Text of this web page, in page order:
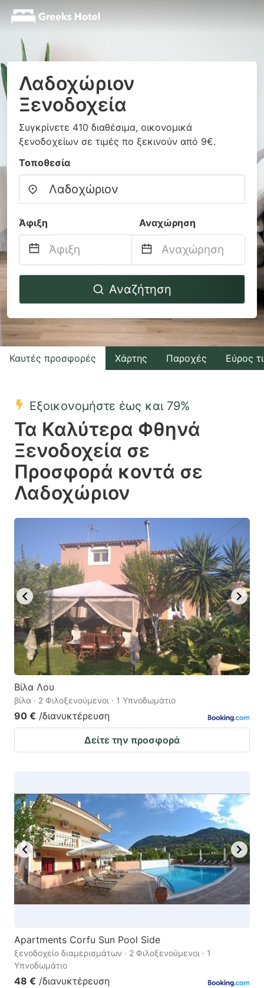
Λαδοχώριον
Ξενοδοχεία
Συγκρίνετε 410 διαθέσιμα, οικονομικά
ξενοδοχείων σε τιμές πο ξεκινούν από 9€.
Τοποθεσία
Άφιξη Αναχώρηση
Navigate
to
interact
with
the
select
a
date.
Press
question
mark
to
get
the
keyboard
shortcuts
for
changing
dates.
Navigate
backward
to
interact
with
the
select
a
Press
mark
key
to
get
the
keyboard
shortcuts
for
changing
dates.
Αναζήτηση
Καυτές προσφορές Χάρτης Παροχές Εύρος
Εξοικονομήστε έως και 79%
Τα Καλύτερα Φθηνά
Ξενοδοχεία σε
Προσφορά κοντά σε
Λαδοχώριον
Βίλα Λου
βίλα · 2 Φιλοξενούμενοι · 1 Υπνοδωμάτιο
90 € /διανυκτέρευση
Δείτε την προσφορά
Apartments Corfu Sun Pool Side
ξενοδοχείο διαμερισμάτων · 2 Φιλοξενούμενοι · 1
Υπνοδωμάτιο
48 € /διανυκτέρευση